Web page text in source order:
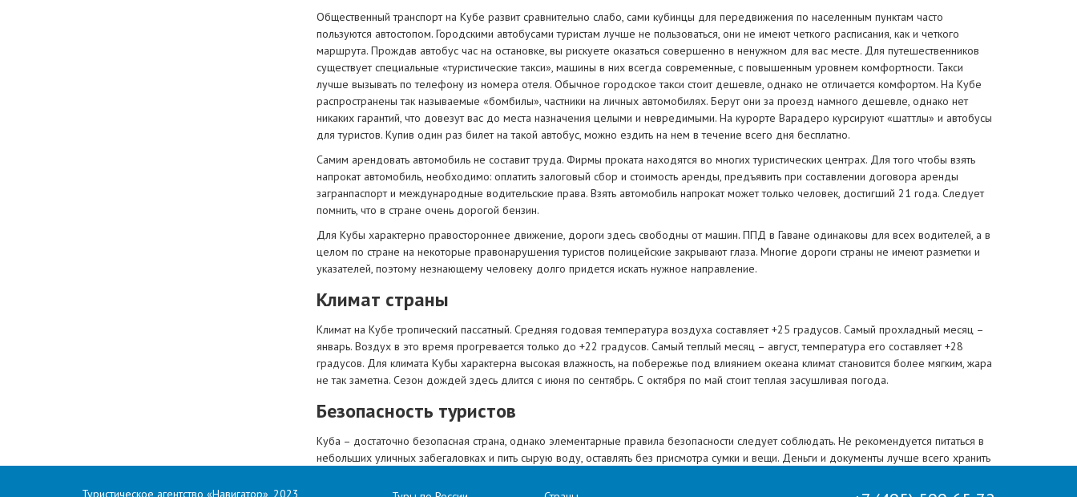
Общественный транспорт на Кубе развит сравнительно слабо, сами кубинцы для передвижения по населенным пунктам часто
пользуются автостопом. Городскими автобусами туристам лучше не пользоваться, они не имеют четкого расписания, как и четкого
маршрута. Прождав автобус час на остановке, вы рискуете оказаться совершенно в ненужном для вас месте. Для путешественников
существует специальные «туристические такси», машины в них всегда современные, с повышенным уровнем комфортности. Такси
лучше вызывать по телефону из номера отеля. Обычное городское такси стоит дешевле, однако не отличается комфортом. На Кубе
распространены так называемые «бомбилы», частники на личных автомобилях. Берут они за проезд намного дешевле, однако нет
никаких гарантий, что довезут вас до места назначения целыми и невредимыми. На курорте Варадеро курсируют «шаттлы» и автобусы
для туристов. Купив один раз билет на такой автобус, можно ездить на нем в течение всего дня бесплатно.
Самим арендовать автомобиль не составит труда. Фирмы проката находятся во многих туристических центрах. Для того чтобы взять
напрокат автомобиль, необходимо: оплатить залоговый сбор и стоимость аренды, предъявить при составлении договора аренды
загранпаспорт и международные водительские права. Взять автомобиль напрокат может только человек, достигший 21 года. Следует
помнить, что в стране очень дорогой бензин.
Для Кубы характерно правостороннее движение, дороги здесь свободны от машин. ППД в Гаване одинаковы для всех водителей, а в
целом по стране на некоторые правонарушения туристов полицейские закрывают глаза. Многие дороги страны не имеют разметки и
указателей, поэтому незнающему человеку долго придется искать нужное направление.
Климат страны
Климат на Кубе тропический пассатный. Средняя годовая температура воздуха составляет +25 градусов. Самый прохладный месяц –
январь. Воздух в это время прогревается только до +22 градусов. Самый теплый месяц – август, температура его составляет +28
градусов. Для климата Кубы характерна высокая влажность, на побережье под влиянием океана климат становится более мягким, жара
не так заметна. Сезон дождей здесь длится с июня по сентябрь. С октября по май стоит теплая засушливая погода.
Безопасность туристов
Куба – достаточно безопасная страна, однако элементарные правила безопасности следует соблюдать. Не рекомендуется питаться в
небольших уличных забегаловках и пить сырую воду, оставлять без присмотра сумки и вещи. Деньги и документы лучше всего хранить
Туристическое агентство «Навигатор», 2023